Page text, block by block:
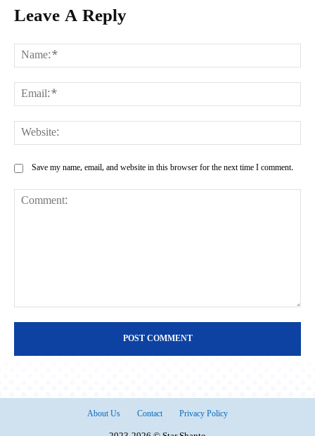
Leave A Reply
Save my name, email, and website in this browser for the next time I comment.
About Us Contact Privacy Policy